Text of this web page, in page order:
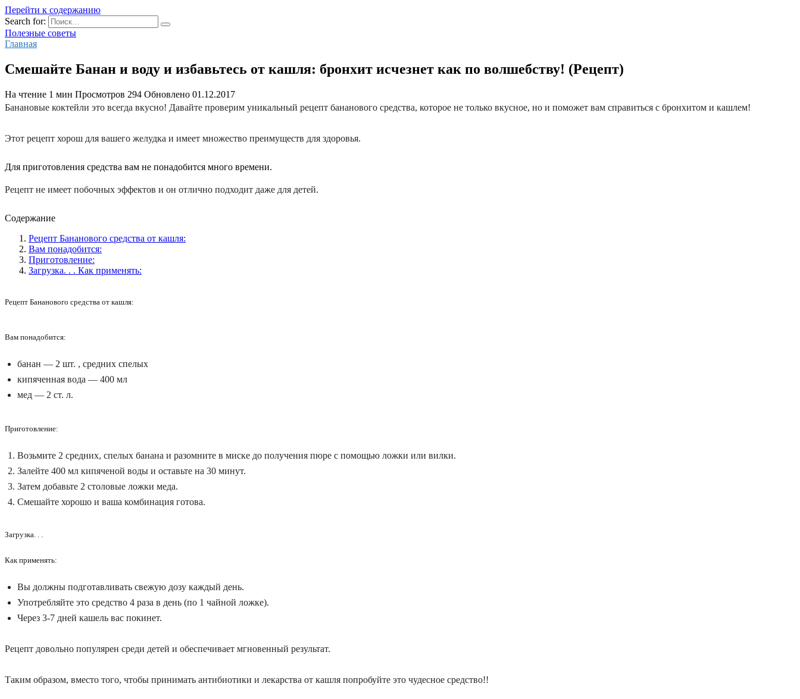
Перейти к содержанию
Search for:
Полезные советы
Главная
Смешайте Банан и воду и избавьтесь от кашля: бронхит исчезнет как по волшебству! (Рецепт)
На чтение 1 мин Просмотров 294 Обновлено 01.12.2017
Банановые коктейли это всегда вкусно! Давайте проверим уникальный рецепт бананового средства, которое не только вкусное, но и поможет вам справиться с бронхитом и кашлем!
Этот рецепт хорош для вашего желудка и имеет множество преимуществ для здоровья.
Для приготовления средства вам не понадобится много времени.
Рецепт не имеет побочных эффектов и он отлично подходит даже для детей.
Содержание
Рецепт Бананового средства от кашля:
Вам понадобится:
Приготовление:
Загрузка. . . Как применять:
Рецепт Бананового средства от кашля:
Вам понадобится:
банан — 2 шт. , средних спелых
кипяченная вода — 400 мл
мед — 2 ст. л.
Приготовление:
Возьмите 2 средних, спелых банана и разомните в миске до получения пюре с помощью ложки или вилки.
Залейте 400 мл кипяченой воды и оставьте на 30 минут.
Затем добавьте 2 столовые ложки меда.
Смешайте хорошо и ваша комбинация готова.
Загрузка. . .
Как применять:
Вы должны подготавливать свежую дозу каждый день.
Употребляйте это средство 4 раза в день (по 1 чайной ложке).
Через 3-7 дней кашель вас покинет.
Рецепт довольно популярен среди детей и обеспечивает мгновенный результат.
Таким образом, вместо того, чтобы принимать антибиотики и лекарства от кашля попробуйте это чудесное средство!!